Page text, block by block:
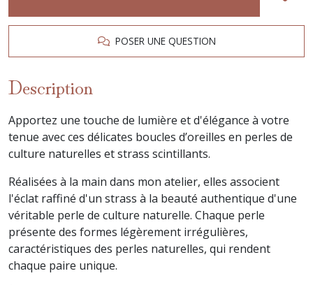
POSER UNE QUESTION
Description
Apportez une touche de lumière et d'élégance à votre
tenue avec ces délicates boucles d’oreilles en perles de
culture naturelles et strass scintillants.
Réalisées à la main dans mon atelier, elles associent
l'éclat raffiné d'un strass à la beauté authentique d'une
véritable perle de culture naturelle. Chaque perle
présente des formes légèrement irrégulières,
caractéristiques des perles naturelles, qui rendent
chaque paire unique.